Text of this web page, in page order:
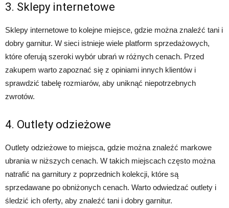
3. Sklepy internetowe
Sklepy internetowe to kolejne miejsce, gdzie można znaleźć tani i
dobry garnitur. W sieci istnieje wiele platform sprzedażowych,
które oferują szeroki wybór ubrań w różnych cenach. Przed
zakupem warto zapoznać się z opiniami innych klientów i
sprawdzić tabelę rozmiarów, aby uniknąć niepotrzebnych
zwrotów.
4. Outlety odzieżowe
Outlety odzieżowe to miejsca, gdzie można znaleźć markowe
ubrania w niższych cenach. W takich miejscach często można
natrafić na garnitury z poprzednich kolekcji, które są
sprzedawane po obniżonych cenach. Warto odwiedzać outlety i
śledzić ich oferty, aby znaleźć tani i dobry garnitur.